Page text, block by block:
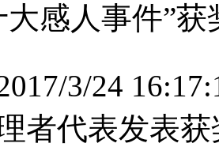
大感人事件”获
3/24
者代表发表